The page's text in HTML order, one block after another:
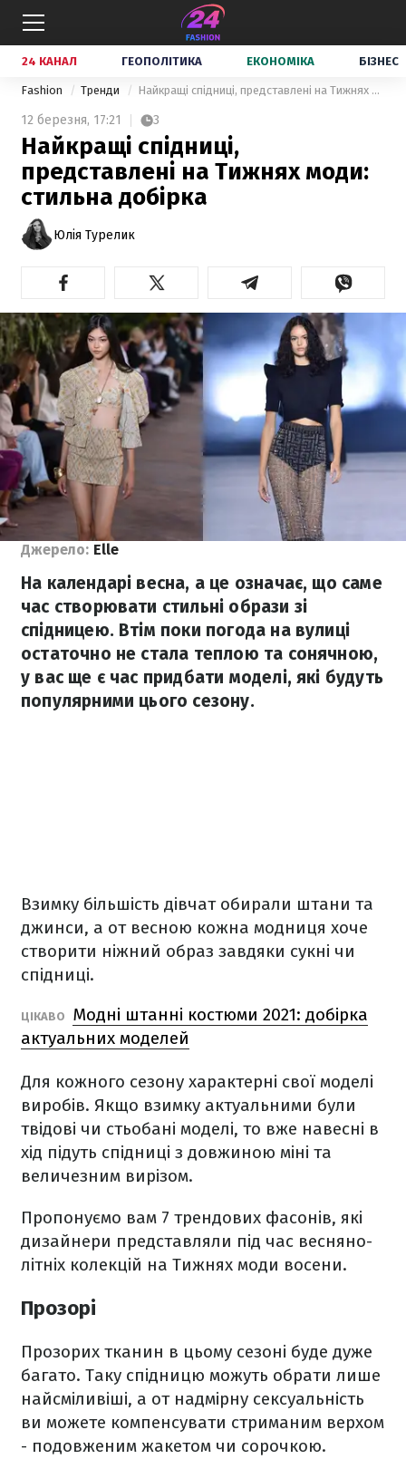
24 КАНАЛ ГЕОПОЛІТИКА ЕКОНОМІКА БІЗНЕС
Fashion Тренди Найкращі спідниці, представлені на Тижнях моди: стильна добірка
12 березня, 17:21 3
Найкращі спідниці,
представлені на Тижнях моди:
стильна добірка
Юлія Турелик
Джерело: Elle
На календарі весна, а це означає, що саме
час створювати стильні образи зі
спідницею. Втім поки погода на вулиці
остаточно не стала теплою та сонячною,
у вас ще є час придбати моделі, які будуть
популярними цього сезону.
Взимку більшість дівчат обирали штани та
джинси, а от весною кожна модниця хоче
створити ніжний образ завдяки сукні чи
спідниці.
ЦІКАВО
Модні штанні костюми 2021: добірка
актуальних моделей
Для кожного сезону характерні свої моделі
виробів. Якщо взимку актуальними були
твідові чи стьобані моделі, то вже навесні в
хід підуть спідниці з довжиною міні та
величезним вирізом.
Пропонуємо вам 7 трендових фасонів, які
дизайнери представляли під час весняно-
літніх колекцій на Тижнях моди восени.
Прозорі
Прозорих тканин в цьому сезоні буде дуже
багато. Таку спідницю можуть обрати лише
найсміливіші, а от надмірну сексуальність
ви можете компенсувати стриманим верхом
- подовженим жакетом чи сорочкою.